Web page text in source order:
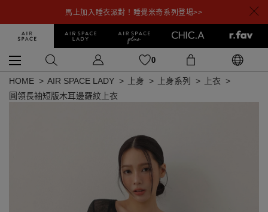
馬上加入睡衣派對！睡覺米奇系列登場>>
0
HOME AIR SPACE LADY 上身 上身系列
上衣
圓領長袖短版木耳邊羅紋上衣